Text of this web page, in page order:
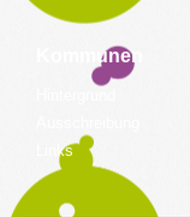
Kommunen
Links